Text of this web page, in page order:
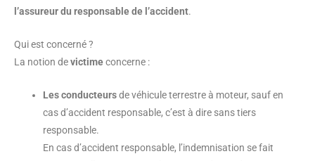
l’assureur du responsable de l’accident.
Qui est concerné ?
La notion devictimeconcerne :
Les conducteursde véhicule terrestre à moteur, sauf en
cas d’accident responsable, c’est à dire sans tiers
responsable.
En cas d’accident responsable, l’indemnisation se fait